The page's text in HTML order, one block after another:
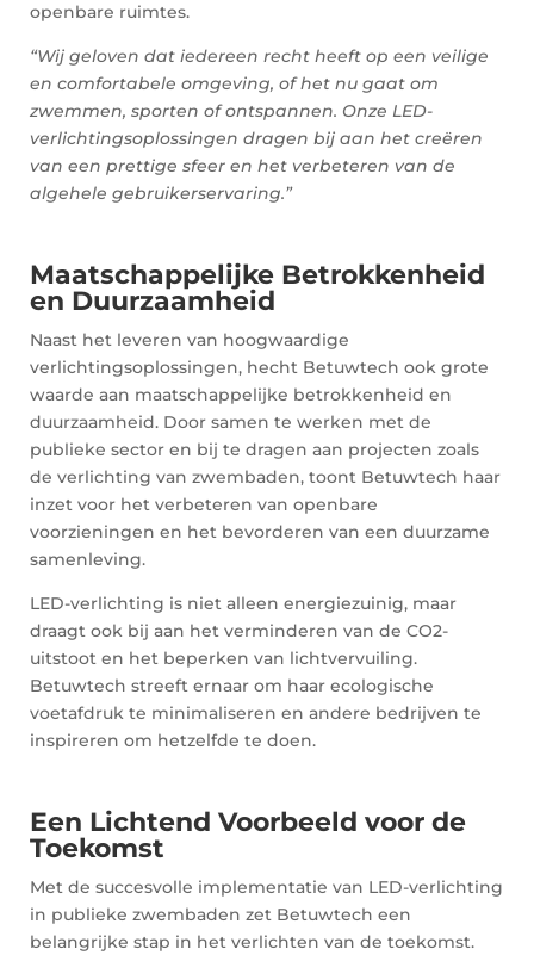
openbare ruimtes.
“Wij geloven dat iedereen recht heeft op een veilige
en comfortabele omgeving, of het nu gaat om
zwemmen, sporten of ontspannen. Onze LED-
verlichtingsoplossingen dragen bij aan het creëren
van een prettige sfeer en het verbeteren van de
algehele gebruikerservaring.”
Maatschappelijke Betrokkenheid
en Duurzaamheid
Naast het leveren van hoogwaardige
verlichtingsoplossingen, hecht Betuwtech ook grote
waarde aan maatschappelijke betrokkenheid en
duurzaamheid. Door samen te werken met de
publieke sector en bij te dragen aan projecten zoals
de verlichting van zwembaden, toont Betuwtech haar
inzet voor het verbeteren van openbare
voorzieningen en het bevorderen van een duurzame
samenleving.
LED-verlichting is niet alleen energiezuinig, maar
draagt ook bij aan het verminderen van de CO2-
uitstoot en het beperken van lichtvervuiling.
Betuwtech streeft ernaar om haar ecologische
voetafdruk te minimaliseren en andere bedrijven te
inspireren om hetzelfde te doen.
Een Lichtend Voorbeeld voor de
Toekomst
Met de succesvolle implementatie van LED-verlichting
in publieke zwembaden zet Betuwtech een
belangrijke stap in het verlichten van de toekomst.